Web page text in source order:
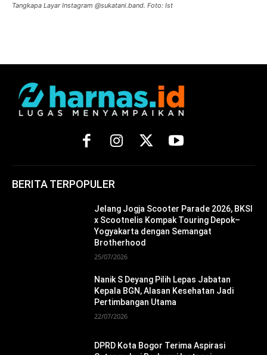
Tangkapa Layar Instagram @sukatani.band. Foto: Ist
BERITA TERPOPULER
Jelang Jogja Scooter Parade 2026, BKSI
x Scootnelis Kompak Touring Depok–
Yogyakarta dengan Semangat
Brotherhood
25/07/2026
Nanik S Deyang Pilih Lepas Jabatan
Kepala BGN, Alasan Kesehatan Jadi
Pertimbangan Utama
22/07/2026
DPRD Kota Bogor Terima Aspirasi